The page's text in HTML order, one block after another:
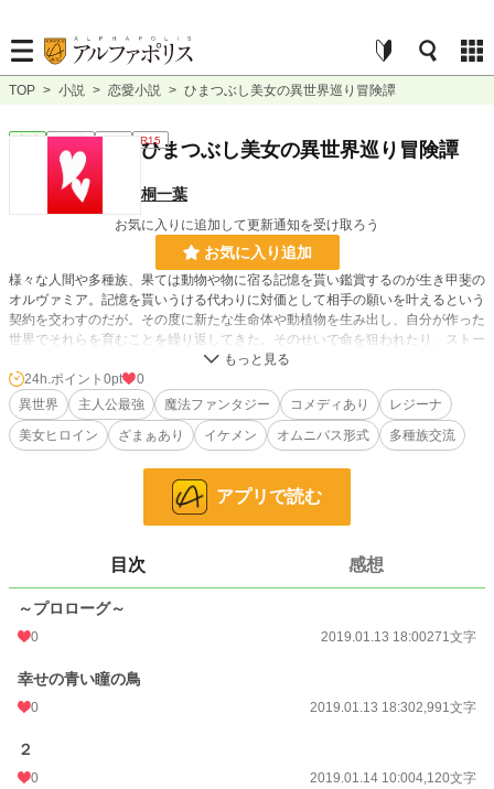
TOP > 小説 > 恋愛小説 > ひまつぶし美女の異世界巡り冒険譚
連載中 R15
ひまつぶし美女の異世界巡り冒険譚
桐一葉
お気に入りに追加して更新通知を受け取ろう
お気に入り追加
様々な人間や多種族、果ては動物や物に宿る記憶を貰い鑑賞するのが生き甲斐の
オルヴァミア。記憶を貰いうける代わりに対価として相手の願いを叶えるという
契約を交わすのだが。その度に新たな生命体や動植物を生み出し、自分が作った
世界でそれらを育むことを繰り返してきた。そのせいで命を狙われたり、ストー
カーになる奴もいれば配下になる奴もいて？記憶の収集癖は治す気０。好き勝手
に生きる強い系美女のばく進物語。
小説 228,572 位 / 228,572 件
66,310 位 / 66,310 件
更新日時 2019.01.16 19:00
年間ポイント
24h.ポイント 0pt
0
異世界
主人公最強 魔法ファンタジー コメディあり
レジーナ
美女ヒロイン
ざまぁあり イケメン オムニバス形式 多種族交流
アプリで読む
目次 感想
～プロローグ～
0 2019.01.13 18:00271文字
幸せの青い瞳の鳥
0 2019.01.13 18:302,991文字
２
0 2019.01.14 10:004,120文字